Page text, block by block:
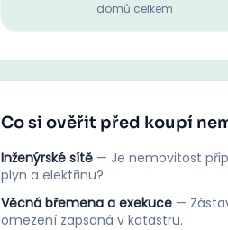
domů celkem
Co si ověřit před koupí
Inženýrské sítě — Je nemovitost
plyn a elektřinu?
Věcná břemena a exekuce —
omezení zapsaná v katastru.